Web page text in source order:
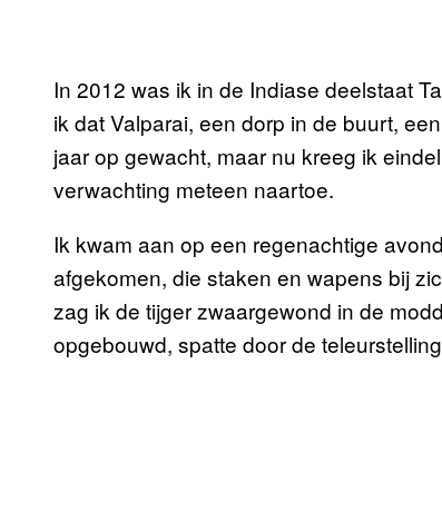
In 2012 was ik in de Indiase deelstaat
ik dat Valparai, een dorp in de buurt,
jaar op gewacht, maar nu kreeg ik
verwachting meteen naartoe.
Ik kwam aan op een regenachtige
afgekomen, die staken en wapens bij
zag ik de tijger zwaargewond in de
opgebouwd, spatte door de